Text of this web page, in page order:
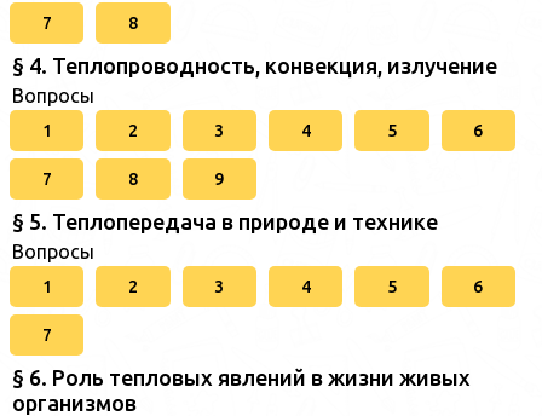
7 8
§ 4. Теплопроводность, конвекция, излучение
Вопросы
1 2 3 4 5 6
7 8 9
§ 5. Теплопередача в природе и технике
Вопросы
1 2 3 4 5 6
7
§ 6. Роль тепловых явлений в жизни живых
организмов